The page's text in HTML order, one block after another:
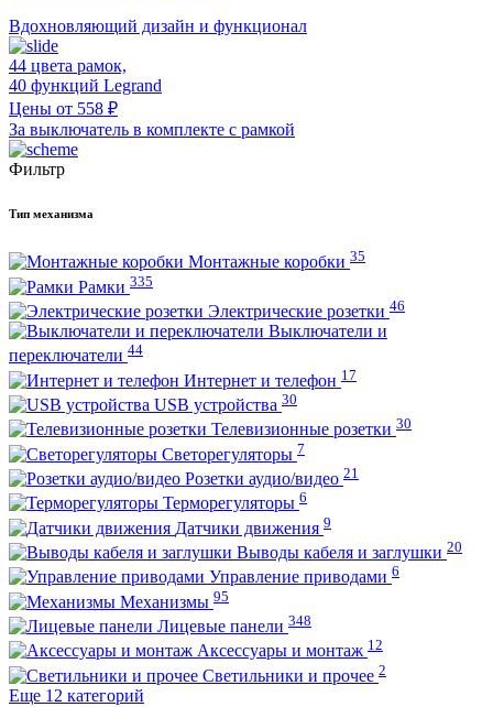
Вдохновляющий дизайн и функционал
44 цвета рамок,
40 функций Legrand
Цены от 558 ₽
За выключатель в комплекте с рамкой
Фильтр
Тип механизма
Монтажные коробки 35
Рамки 335
Электрические розетки 46
Выключатели и
переключатели 44
Интернет и телефон 17
USB устройства 30
Телевизионные розетки 30
Светорегуляторы 7
Розетки аудио/видео 21
Терморегуляторы 6
Датчики движения 9
Выводы кабеля и заглушки 20
Управление приводами 6
Механизмы 95
Лицевые панели 348
Аксессуары и монтаж 12
Светильники и прочее 2
Еще 12 категорий